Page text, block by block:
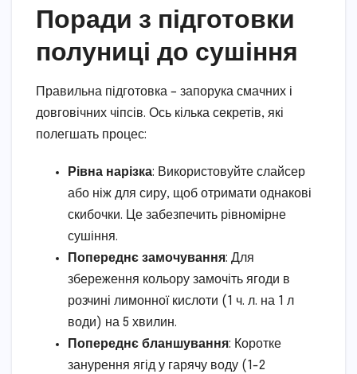
Поради з підготовки
полуниці до сушіння
Правильна підготовка – запорука смачних і
довговічних чіпсів. Ось кілька секретів, які
полегшать процес:
Рівна нарізка: Використовуйте слайсер
або ніж для сиру, щоб отримати однакові
скибочки. Це забезпечить рівномірне
сушіння.
Попереднє замочування: Для
збереження кольору замочіть ягоди в
розчині лимонної кислоти (1 ч. л. на 1 л
води) на 5 хвилин.
Попереднє бланшування: Коротке
занурення ягід у гарячу воду (1-2